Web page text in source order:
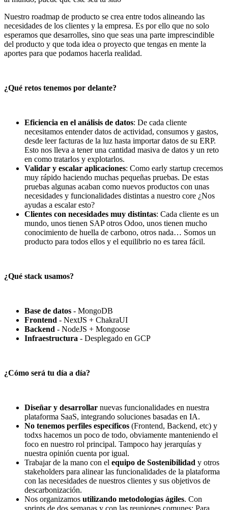
Nuestro roadmap de producto se crea entre todos alineando las
necesidades de los clientes y la empresa. Es por ello que no solo
esperamos que desarrolles, sino que seas una parte imprescindible
del producto y que toda idea o proyecto que tengas en mente la
aportes para que podamos hacerla realidad.
¿Qué retos tenemos por delante?
Eficiencia en el análisis de datos: De cada cliente
necesitamos entender datos de actividad, consumos y gastos,
desde leer facturas de la luz hasta importar datos de su ERP.
Esto nos lleva a tener una cantidad masiva de datos y un reto
en como tratarlos y explotarlos.
Validar y escalar aplicaciones: Como early startup crecemos
muy rápido haciendo muchas pequeñas pruebas. De estas
pruebas algunas acaban como nuevos productos con unas
necesidades y funcionalidades distintas a nuestro core ¿Nos
ayudas a escalar esto?
Clientes con necesidades muy distintas: Cada cliente es un
mundo, unos tienen SAP otros Odoo, unos tienen mucho
conocimiento de huella de carbono, otros nada… Somos un
producto para todos ellos y el equilibrio no es tarea fácil.
¿Qué stack usamos?
Base de datos - MongoDB
Frontend - NextJS + ChakraUI
Backend - NodeJS + Mongoose
Infraestructura - Desplegado en GCP
¿Cómo será tu día a día?
Diseñar y desarrollar nuevas funcionalidades en nuestra
plataforma SaaS, integrando soluciones basadas en IA.
No tenemos perfiles específicos (Frontend, Backend, etc) y
todxs hacemos un poco de todo, obviamente manteniendo el
foco en nuestro rol principal. Tampoco hay jerarquías y
nuestra opinión cuenta por igual.
Trabajar de la mano con el equipo de Sostenibilidad y otros
stakeholders para alinear las funcionalidades de la plataforma
con las necesidades de nuestros clientes y sus objetivos de
descarbonización.
Nos organizamos utilizando metodologías ágiles. Con
sprints de dos semanas y con las reuniones comunes: Para